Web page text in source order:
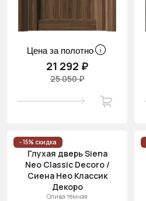
Цена за полотно
21 292 ₽
25 050 ₽
- 15% скидка
Глухая дверь Siena
Neo Classic Decoro /
Сиена Нео Классик
Декоро
Олива тёмная